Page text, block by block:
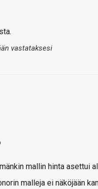
vastataksesi
mallin hinta asettui
malleja ei näköjään